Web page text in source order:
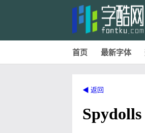
首页 最新字体
◀ 返回
Spydolls